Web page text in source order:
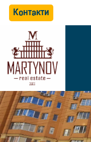
Контакти